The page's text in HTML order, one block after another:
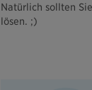
Natürlich sollten
lösen. ;)